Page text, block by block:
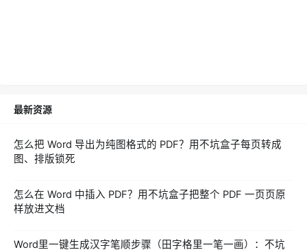
最新资源
怎么把 Word 导出为纯图格式的 PDF？用不坑盒子每页转成
图、排版锁死
怎么在 Word 中插入 PDF？用不坑盒子把整个 PDF 一页页原
样放进文档
Word里一键生成汉字笔顺步骤（田字格里一笔一画）：不坑